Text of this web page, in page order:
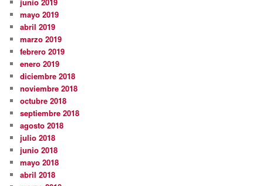
mayo 2019
abril 2019
marzo 2019
febrero 2019
enero 2019
diciembre 2018
noviembre 2018
octubre 2018
septiembre 2018
agosto 2018
julio 2018
junio 2018
mayo 2018
abril 2018